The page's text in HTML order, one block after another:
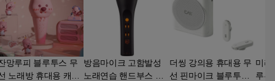
망루피 블루투스 무
노래방 휴대용 캐릭
방음마이크 고함발성
노래연습 핸드부스 노
더씽 강의용 휴대용 무
선 핀마이크 블루투스
미라
루투